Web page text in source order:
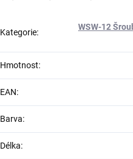
Kategorie:
WSW-12
Hmotnost:
EAN:
Barva:
Délka: